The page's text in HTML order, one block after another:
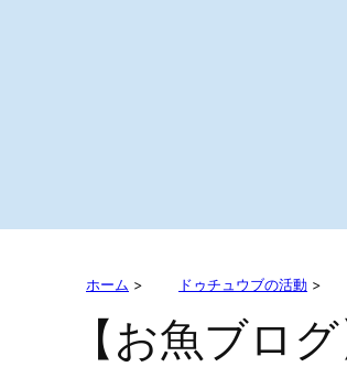
ホーム > ドゥチュウブの活動 >
【お魚ブロ